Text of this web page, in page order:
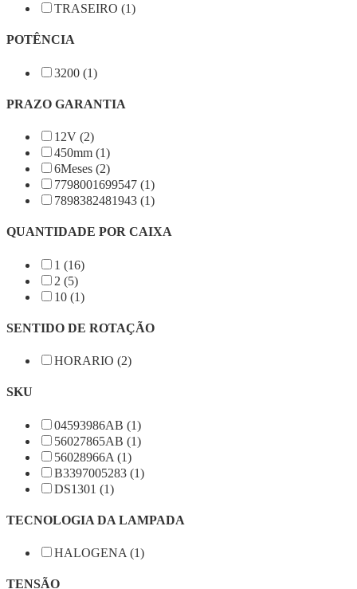
TRASEIRO (1)
POTÊNCIA
3200 (1)
PRAZO GARANTIA
12V (2)
450mm (1)
6Meses (2)
7798001699547 (1)
7898382481943 (1)
QUANTIDADE POR CAIXA
1 (16)
2 (5)
10 (1)
SENTIDO DE ROTAÇÃO
HORARIO (2)
SKU
04593986AB (1)
56027865AB (1)
56028966A (1)
B3397005283 (1)
DS1301 (1)
TECNOLOGIA DA LAMPADA
HALOGENA (1)
TENSÃO